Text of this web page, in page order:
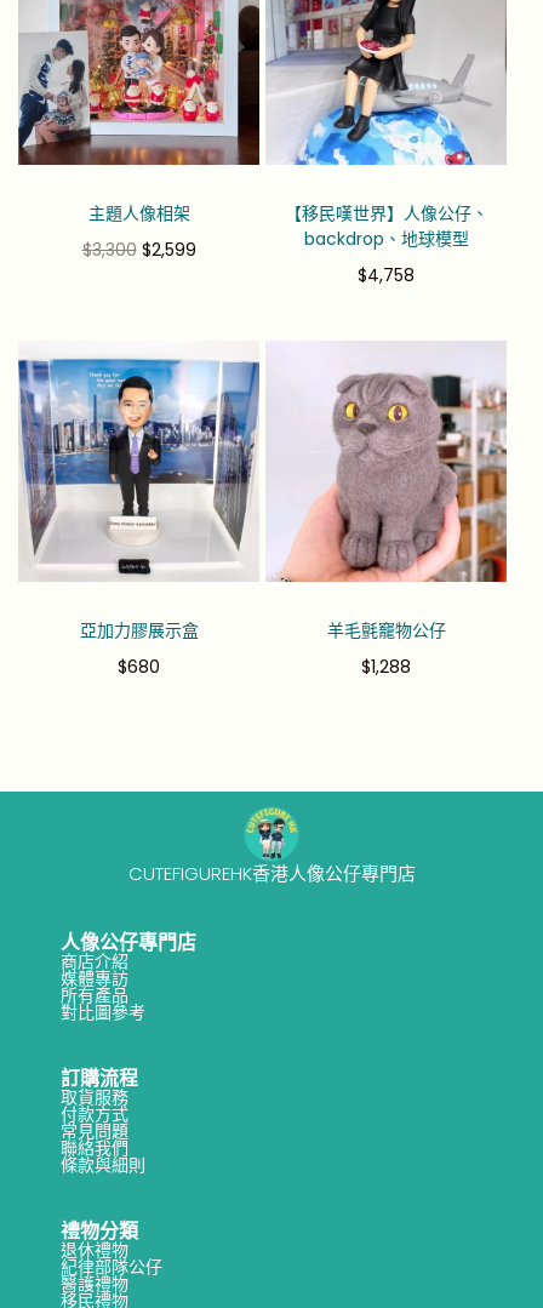
主題人像相架
$3,300 $2,599
【移民嘆世界】人像公仔、
backdrop、地球模型
$4,758
亞加力膠展示盒
$680
羊毛氈竉物公仔
$1,288
CUTEFIGUREHK香港人像公仔專門店
人像公仔專門店
商店介紹
媒體專訪
所有產品
對比圖參考
訂購流程
取貨服務
付款方式
常見問題
聯絡我們
條款與細則
禮物分類
退休禮物
紀律部隊公仔
醫護禮物
移民禮物